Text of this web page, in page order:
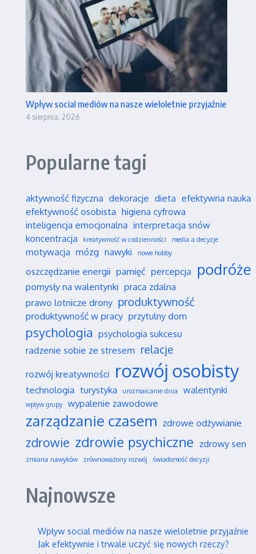
Wpływ social mediów na nasze wieloletnie przyjaźnie
4 sierpnia, 2026
Popularne tagi
aktywność fizyczna dekoracje dieta efektywna nauka
efektywność osobista higiena cyfrowa
inteligencja emocjonalna interpretacja snów
koncentracja
kreatywność w codzienności media a decyzje
motywacja mózg nawyki nowe hobby
oszczędzanie energii pamięć percepcja podróże
pomysły na walentynki praca zdalna
prawo lotnicze drony produktywność
produktywność w pracy przytulny dom
psychologia psychologia sukcesu
radzenie sobie ze stresem relacje
rozwój kreatywności rozwój osobisty
technologia turystyka urozmaicanie dnia walentynki
wpływ grupy wypalenie zawodowe
zarządzanie czasem zdrowe odżywianie
zdrowie zdrowie psychiczne zdrowy sen
zmiana nawyków zrównoważony rozwój świadomość decyzji
Najnowsze
Wpływ social mediów na nasze wieloletnie przyjaźnie
Jak efektywnie i trwale uczyć się nowych rzeczy?